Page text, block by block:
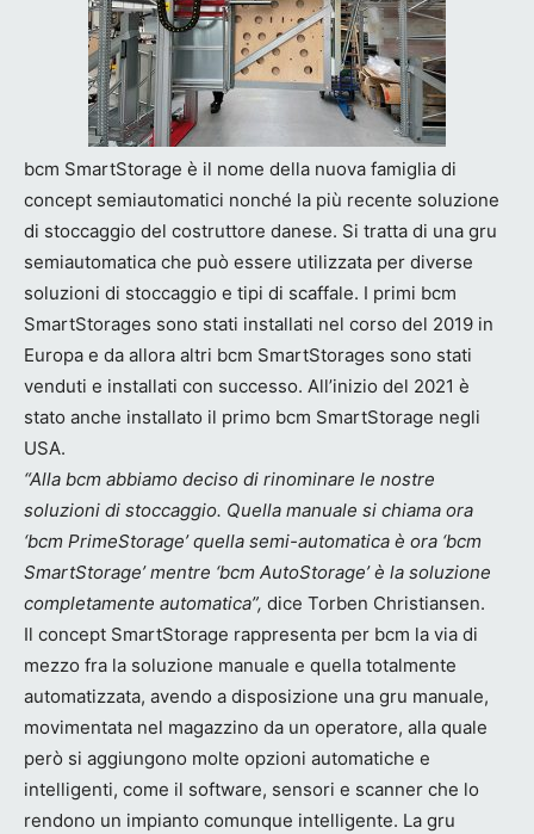
bcm SmartStorage è il nome della nuova famiglia di
concept semiautomatici nonché la più recente soluzione
di stoccaggio del costruttore danese. Si tratta di una gru
semiautomatica che può essere utilizzata per diverse
soluzioni di stoccaggio e tipi di scaffale. I primi bcm
SmartStorages sono stati installati nel corso del 2019 in
Europa e da allora altri bcm SmartStorages sono stati
venduti e installati con successo. All’inizio del 2021 è
stato anche installato il primo bcm SmartStorage negli
USA.
“Alla bcm abbiamo deciso di rinominare le nostre
soluzioni di stoccaggio. Quella manuale si chiama ora
‘bcm PrimeStorage’ quella semi-automatica è ora ‘bcm
SmartStorage’ mentre ‘bcm AutoStorage’ è la soluzione
completamente automatica”, dice Torben Christiansen.
Il concept SmartStorage rappresenta per bcm la via di
mezzo fra la soluzione manuale e quella totalmente
automatizzata, avendo a disposizione una gru manuale,
movimentata nel magazzino da un operatore, alla quale
però si aggiungono molte opzioni automatiche e
intelligenti, come il software, sensori e scanner che lo
rendono un impianto comunque intelligente. La gru